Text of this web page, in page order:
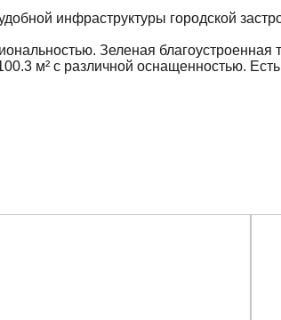
инфраструктуры городской
Зеленая
м² с различной оснащенностью. Есть